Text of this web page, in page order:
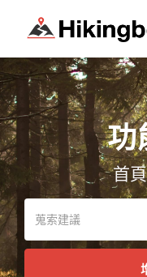
登入
功
首頁